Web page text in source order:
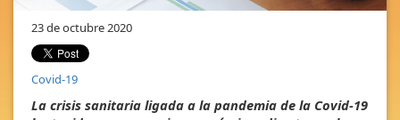
23 de octubre 2020
Covid-19
La crisis sanitaria ligada a la pandemia de la Covid-19